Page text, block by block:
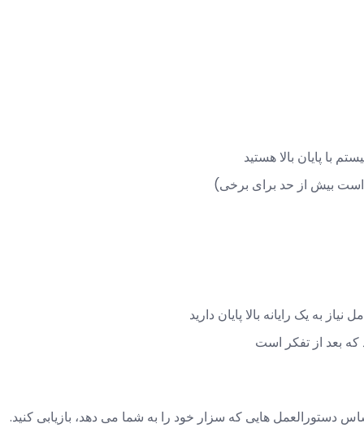
با پایان بالا هستید
بیش از حد برای برخی)
به یک رایانه بالا پایان دارید
بعد از تفکر است
دستورالعمل هایی که سزار خود را به شما می دهد، بازیابی کنید.